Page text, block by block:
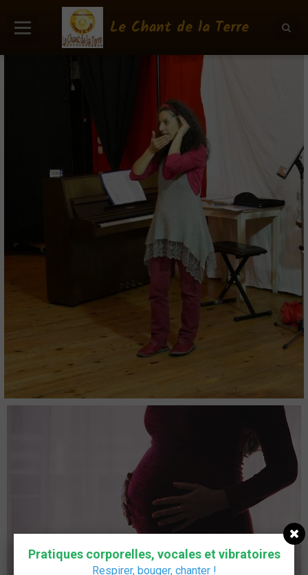
Le Chant de la Terre
AlbumPratiques corporelles, vocales et vibratoires
Respirer, bouger, chanter !